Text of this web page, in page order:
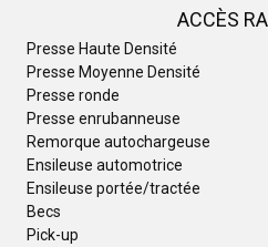
ACCÈS
Presse Haute Densité
Presse Moyenne Densité
Presse ronde
Presse enrubanneuse
Remorque autochargeuse
Ensileuse automotrice
Ensileuse portée/tractée
Becs
Pick-up